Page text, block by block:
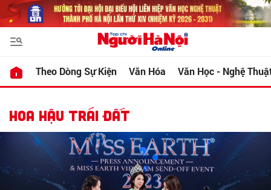
Theo Dòng Sự Kiện Văn Hóa Văn Học - Nghệ
HOA HẬU TRÁI ĐẤT